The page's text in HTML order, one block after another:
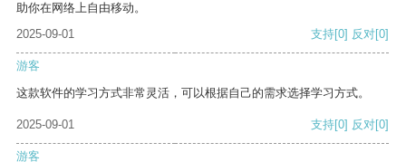
助你在网络上自由移动。
2025-09-01
支持[0] 反对[0]
游客
这款软件的学习方式非常灵活，可以根据自己的需求选择学习方式。
2025-09-01 支持[0] 反对[0]
游客